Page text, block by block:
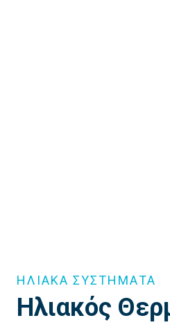
ΗΛΙΑΚΑ ΣΥΣΤΗΜΑΤΑ
Ηλιακός